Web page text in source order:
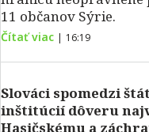
11 občanov Sýrie.
Čítať viac | 16:19
Slováci spomedzi
inštitúcií dôveru
Hasičskému a